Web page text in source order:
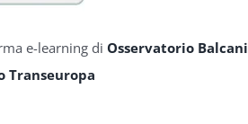
e-learning diOsservatorio Balcani
Transeuropa